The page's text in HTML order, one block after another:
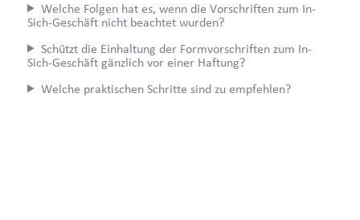
Welche Folgen hat es, wenn die Vorschriften zum In-
Sich-Geschäft nicht beachtet wurden?
Schützt die Einhaltung der Formvorschriften zum In-
Sich-Geschäft gänzlich vor einer Haftung?
Welche praktischen Schritte sind zu empfehlen?